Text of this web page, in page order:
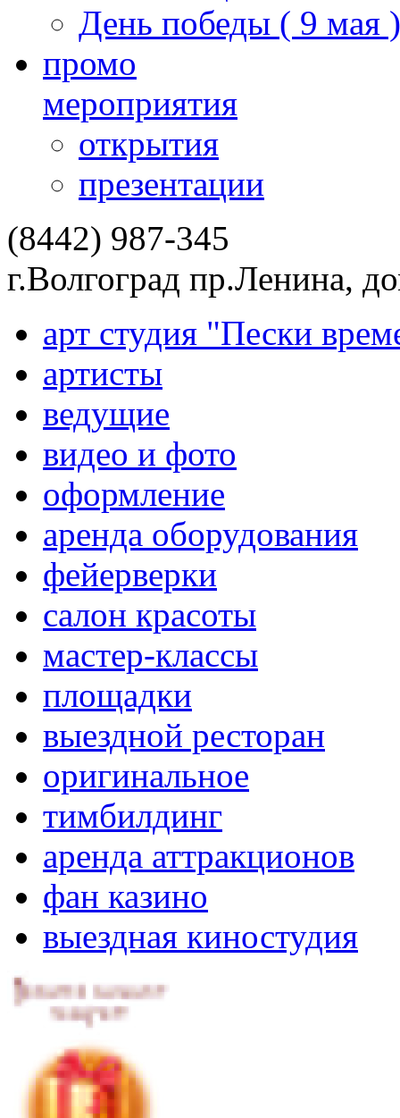
День победы ( 9 мая )
промо
мероприятия
открытия
презентации
(8442) 987-345
г.Волгоград пр.Ленина,
арт студия "Пески
артисты
ведущие
видео и фото
оформление
аренда оборудования
фейерверки
салон красоты
мастер-классы
площадки
выездной ресторан
оригинальное
тимбилдинг
аренда аттракционов
фан казино
выездная киностудия